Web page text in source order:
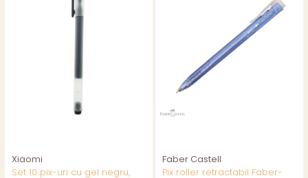
Xiaomi
Set 10 pix-uri cu gel negru,
Faber Castell
Pix roller retractabil Faber-